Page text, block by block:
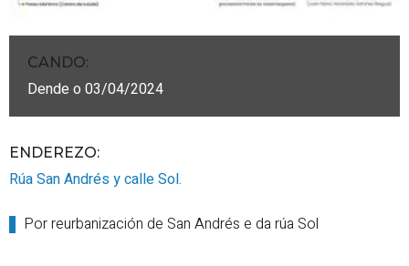
CANDO:
Dende o 03/04/2024
ENDEREZO:
Rúa San Andrés y calle Sol.
Por reurbanización de San Andrés e da rúa Sol